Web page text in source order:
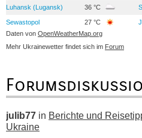
Luhansk (Lugansk) 36 °C
Sewastopol 27 °C
Daten von OpenWeatherMap.org
Mehr Ukrainewetter findet sich im Forum
julib77 in Berichte und
Ukraine